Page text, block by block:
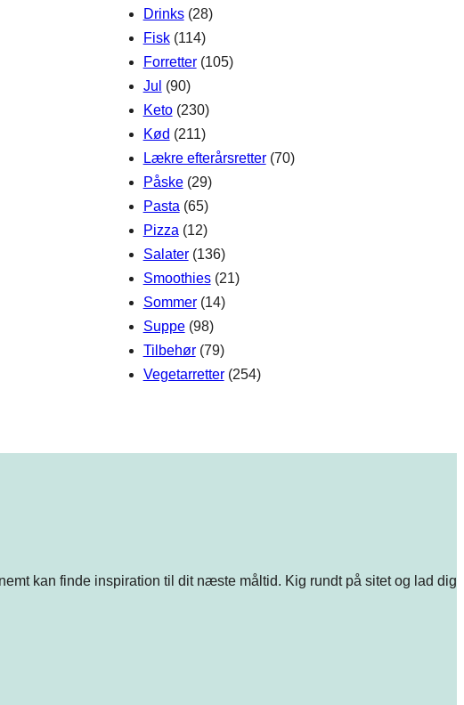
Drinks(28)
Fisk(114)
Forretter(105)
Jul (90)
Keto(230)
Kød (211)
Lækre efterårsretter(70)
Påske(29)
Pasta (65)
Pizza (12)
Salater(136)
Smoothies(21)
Sommer(14)
Suppe(98)
Tilbehør(79)
Vegetarretter(254)
kan finde inspiration til dit næste måltid. Kig rundt på sitet og lad dig